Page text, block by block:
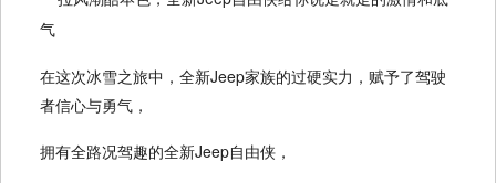
在这次冰雪之旅中，全新Jeep家族的过硬实力，赋予了驾驶
者信心与勇气，
拥有全路况驾趣的全新Jeep自由侠，